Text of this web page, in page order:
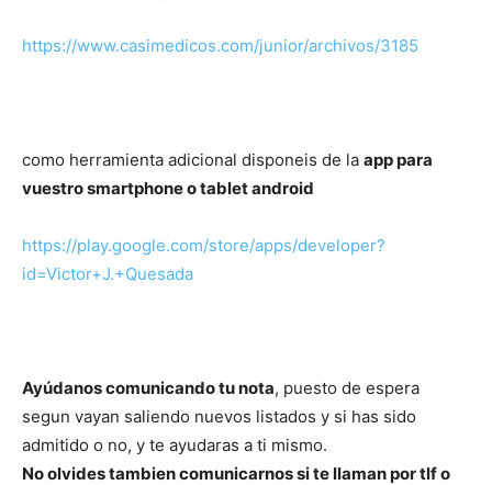
https://www.casimedicos.com/junior/archivos/3185
como herramienta adicional disponeis de la app para
vuestro smartphone o tablet android
https://play.google.com/store/apps/developer?
id=Victor+J.+Quesada
Ayúdanos comunicando tu nota, puesto de espera
segun vayan saliendo nuevos listados y si has sido
admitido o no, y te ayudaras a ti mismo.
No olvides tambien comunicarnos si te llaman por tlf o